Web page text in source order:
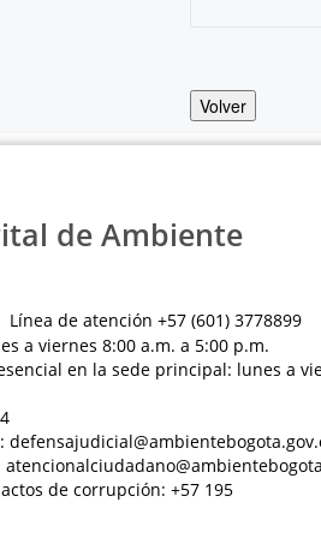
Volver
de Ambiente
de atención +57 (601) 3778899
a viernes 8:00 a.m. a 5:00 p.m.
en la sede principal: lunes a
de corrupción: +57 195